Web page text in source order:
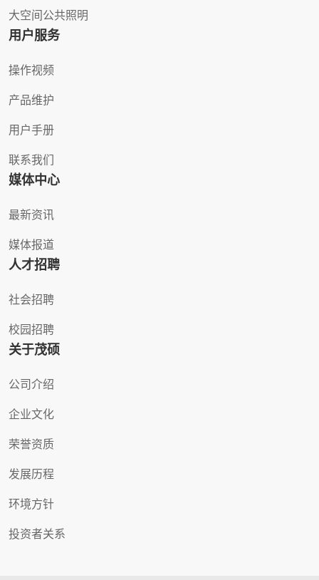
大空间公共照明
用户服务
操作视频
产品维护
用户手册
联系我们
媒体中心
最新资讯
媒体报道
人才招聘
社会招聘
校园招聘
关于茂硕
公司介绍
企业文化
荣誉资质
发展历程
环境方针
投资者关系